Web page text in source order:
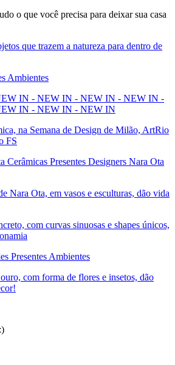
o que você precisa para deixar sua casa
que trazem a natureza para dentro de
Ambientes
IN - NEW IN - NEW IN - NEW IN -
IN - NEW IN - NEW IN
na Semana de Design de Milão, ArtRio
FS
Cerâmicas Presentes Designers Nara Ota
Nara Ota, em vasos e esculturas, dão vida
com curvas sinuosas e shapes únicos,
Presentes Ambientes
com forma de flores e insetos, dão